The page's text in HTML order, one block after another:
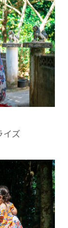
ズ